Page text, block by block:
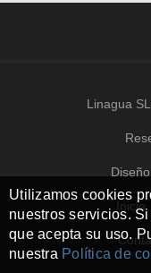
Linagua
Inicio
Utilizamos cookies
nuestros servicios.
que acepta su uso.
nuestra Política de